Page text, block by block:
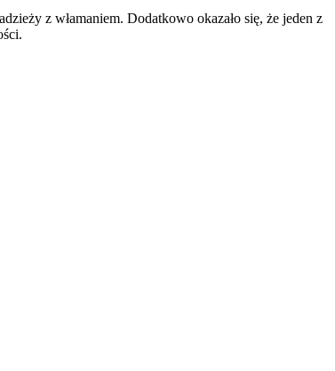
z włamaniem. Dodatkowo okazało się, że jeden z